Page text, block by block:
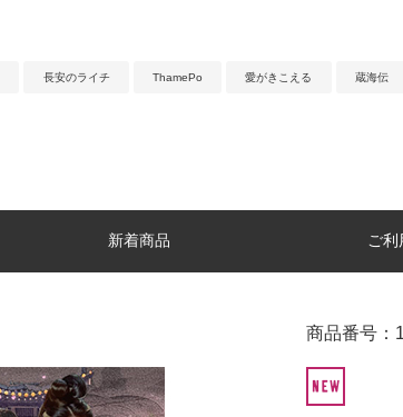
長安のライチ ThamePo 愛がきこえる 蔵海伝
新着商品 ご利
商品番号：